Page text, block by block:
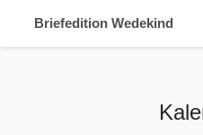
Briefedition Wedekind